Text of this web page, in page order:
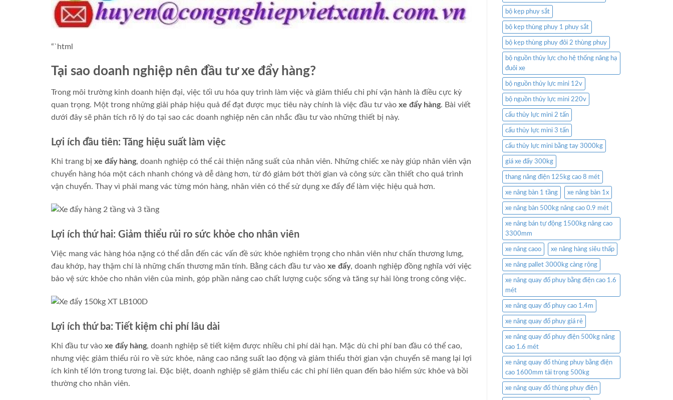
“`html
Tại sao doanh nghiệp nên đầu tư xe đẩy hàng?
Trong môi trường kinh doanh hiện đại, việc tối ưu hóa quy trình làm việc và giảm thiểu chi phí vận hành là điều cực kỳ
quan trọng. Một trong những giải pháp hiệu quả để đạt được mục tiêu này chính là việc đầu tư vào xe đẩy hàng. Bài viết
dưới đây sẽ phân tích rõ lý do tại sao các doanh nghiệp nên cân nhắc đầu tư vào những thiết bị này.
Lợi ích đầu tiên: Tăng hiệu suất làm việc
Khi trang bị xe đẩy hàng, doanh nghiệp có thể cải thiện năng suất của nhân viên. Những chiếc xe này giúp nhân viên vận
chuyển hàng hóa một cách nhanh chóng và dễ dàng hơn, từ đó giảm bớt thời gian và công sức cần thiết cho quá trình
vận chuyển. Thay vì phải mang vác từng món hàng, nhân viên có thể sử dụng xe đẩy để làm việc hiệu quả hơn.
Lợi ích thứ hai: Giảm thiểu rủi ro sức khỏe cho nhân viên
Việc mang vác hàng hóa nặng có thể dẫn đến các vấn đề sức khỏe nghiêm trọng cho nhân viên như chấn thương lưng,
đau khớp, hay thậm chí là những chấn thương mãn tính. Bằng cách đầu tư vào xe đẩy, doanh nghiệp đồng nghĩa với việc
bảo vệ sức khỏe cho nhân viên của mình, góp phần nâng cao chất lượng cuộc sống và tăng sự hài lòng trong công việc.
Lợi ích thứ ba: Tiết kiệm chi phí lâu dài
Khi đầu tư vào xe đẩy hàng, doanh nghiệp sẽ tiết kiệm được nhiều chi phí dài hạn. Mặc dù chi phí ban đầu có thể cao,
nhưng việc giảm thiểu rủi ro về sức khỏe, nâng cao năng suất lao động và giảm thiểu thời gian vận chuyển sẽ mang lại lợi
ích kinh tế lớn trong tương lai. Đặc biệt, doanh nghiệp sẽ giảm thiểu các chi phí liên quan đến bảo hiểm sức khỏe và bồi
thường cho nhân viên.
bộ kẹp phuy sắt
bộ kẹp thùng phuy 1 phuy sắt
bộ kẹp thùng phuy đôi 2 thùng phuy
bộ nguồn thủy lực cho hệ thống nâng hạ
đuôi xe
bộ nguồn thủy lực mini 12v
bộ nguồn thủy lực mini 220v
cẩu thủy lực mini 2 tấn
cẩu thủy lực mini 3 tấn
cẩu thủy lực mini bằng tay 3000kg
giá xe đẩy 300kg
thang nâng điện 125kg cao 8 mét
xe nâng bàn 1 tầng xe nâng bàn 1x
xe nâng bàn 500kg nâng cao 0.9 mét
xe nâng bán tự động 1500kg nâng cao
3300mm
xe nâng caoo xe nâng hàng siêu thấp
xe nâng pallet 3000kg càng rộng
xe nâng quay đổ phuy bằng điện cao 1.6
mét
xe nâng quay đổ phuy cao 1.4m
xe nâng quay đổ phuy giá rẻ
xe nâng quay đổ phuy điện 500kg nâng
cao 1.6 mét
xe nâng quay đổ thùng phuy bằng điện
cao 1600mm tải trọng 500kg
xe nâng quay đổ thùng phuy điện